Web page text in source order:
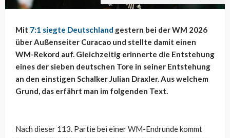
Mit 7:1 siegte Deutschland gestern bei der WM 2026
über Außenseiter Curacao und stellte damit einen
WM-Rekord auf. Gleichzeitig erinnerte die Entstehung
eines der sieben deutschen Tore in seiner Entstehung
an den einstigen Schalker Julian Draxler. Aus welchem
Grund, das erfährt man im folgenden Text.
Nach dieser 113. Partie bei einer WM-Endrunde kommt